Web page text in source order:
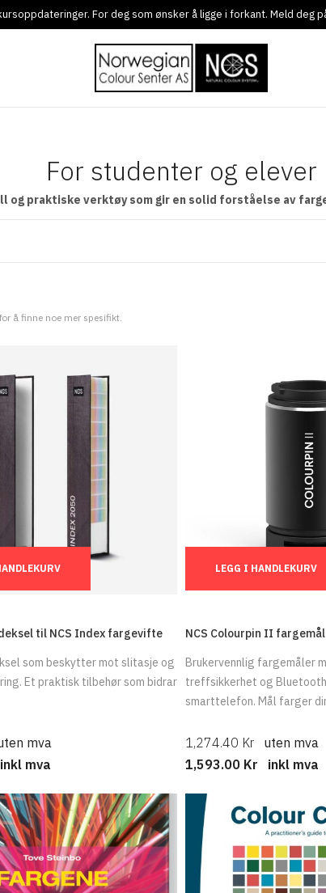
For deg som ønsker å ligge i forkant. Meld deg
For studenter og elever
og praktiske verktøy som gir en solid forståelse av
å finne noe mer spesifikt.
til NCS Index fargevifte
som beskytter mot slitasje og
Et praktisk tilbehør som bidrar
mva
mva
LEGG I HANDLEKURV
NCS Colourpin II
Brukervennlig fargemåler
treffsikkerhet og
smarttelefon. Mål farger
1,274.40 Kr
uten mva
1,593.00 Kr
inkl mva